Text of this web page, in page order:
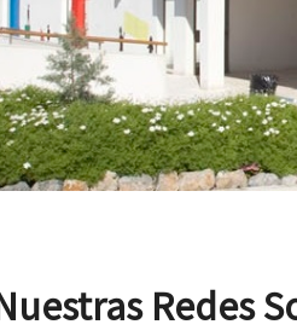
Redes